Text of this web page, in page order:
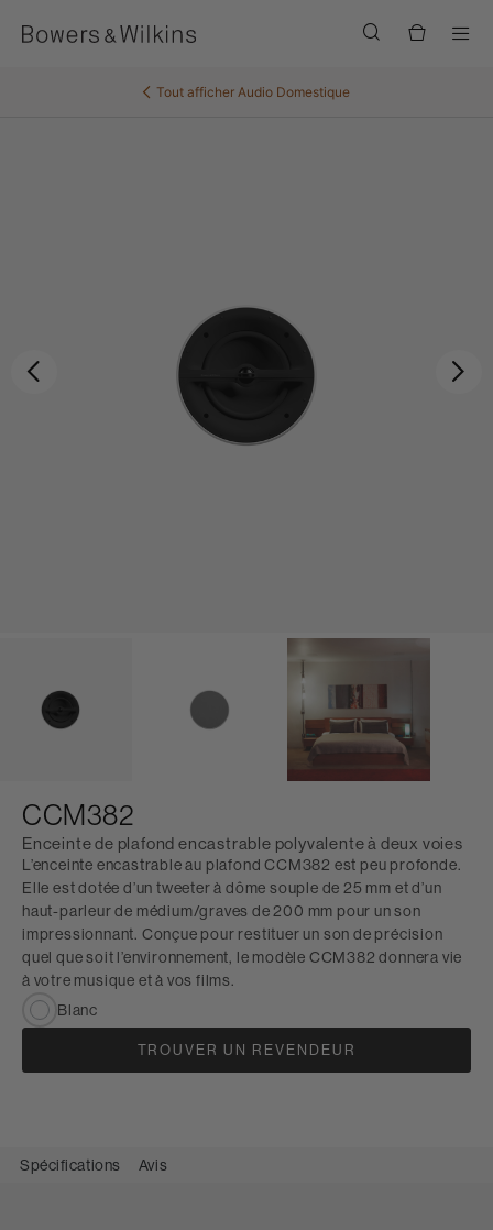
Tout afficher Audio Domestique
CCM382
Enceinte de plafond encastrable polyvalente à deux voies
L’enceinte encastrable au plafond CCM382 est peu profonde.
Elle est dotée d’un tweeter à dôme souple de 25 mm et d’un
haut-parleur de médium/graves de 200 mm pour un son
impressionnant. Conçue pour restituer un son de précision
quel que soit l’environnement, le modèle CCM382 donnera vie
à votre musique et à vos films.
Blanc
TROUVER UN REVENDEUR
Spécifications Avis